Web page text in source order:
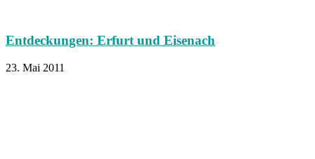
Entdeckungen: Erfurt und Eisenach
23. Mai 2011